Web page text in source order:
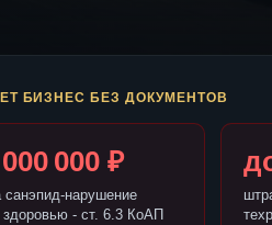
БИЗНЕС БЕЗ ДОКУМЕНТОВ
000 ₽
нарушение
- ст. 6.3 КоАП